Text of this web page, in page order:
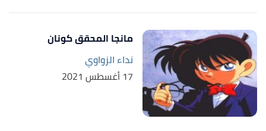
مانجا المحقق كونان
نداء الزواوي
17 أغسطس 2021